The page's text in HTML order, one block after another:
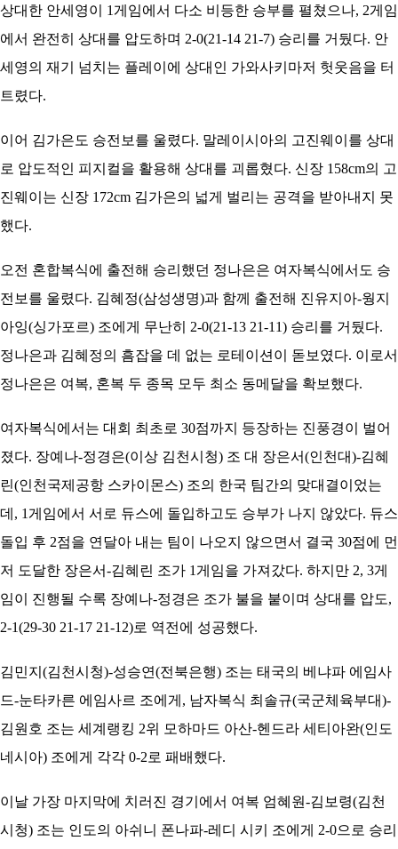
상대한 안세영이 1게임에서 다소 비등한 승부를 펼쳤으나, 2게임
에서 완전히 상대를 압도하며 2-0(21-14 21-7) 승리를 거뒀다. 안
세영의 재기 넘치는 플레이에 상대인 가와사키마저 헛웃음을 터
트렸다.
이어 김가은도 승전보를 울렸다. 말레이시아의 고진웨이를 상대
로 압도적인 피지컬을 활용해 상대를 괴롭혔다. 신장 158cm의 고
진웨이는 신장 172cm 김가은의 넓게 벌리는 공격을 받아내지 못
했다.
오전 혼합복식에 출전해 승리했던 정나은은 여자복식에서도 승
전보를 울렸다. 김혜정(삼성생명)과 함께 출전해 진유지아-웡지
아잉(싱가포르) 조에게 무난히 2-0(21-13 21-11) 승리를 거뒀다.
정나은과 김혜정의 흠잡을 데 없는 로테이션이 돋보였다. 이로서
정나은은 여복, 혼복 두 종목 모두 최소 동메달을 확보했다.
여자복식에서는 대회 최초로 30점까지 등장하는 진풍경이 벌어
졌다. 장예나-정경은(이상 김천시청) 조 대 장은서(인천대)-김혜
린(인천국제공항 스카이몬스) 조의 한국 팀간의 맞대결이었는
데, 1게임에서 서로 듀스에 돌입하고도 승부가 나지 않았다. 듀스
돌입 후 2점을 연달아 내는 팀이 나오지 않으면서 결국 30점에 먼
저 도달한 장은서-김혜린 조가 1게임을 가져갔다. 하지만 2, 3게
임이 진행될 수록 장예나-정경은 조가 불을 붙이며 상대를 압도,
2-1(29-30 21-17 21-12)로 역전에 성공했다.
김민지(김천시청)-성승연(전북은행) 조는 태국의 베냐파 에임사
드-눈타카른 에임사르 조에게, 남자복식 최솔규(국군체육부대)-
김원호 조는 세계랭킹 2위 모하마드 아산-헨드라 세티아완(인도
네시아) 조에게 각각 0-2로 패배했다.
이날 가장 마지막에 치러진 경기에서 여복 엄혜원-김보령(김천
시청) 조는 인도의 아쉬니 폰나파-레디 시키 조에게 2-0으로 승리